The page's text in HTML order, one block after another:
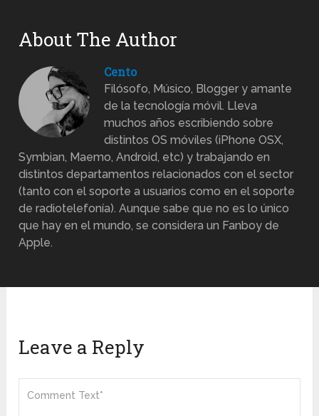
About The Author
Cento
Filósofo, Músico, Blogger y amante
de la tecnología móvil. Lleva
muchos años escribiendo sobre
distintos OS móviles (iPhone OSX,
Symbian, Maemo, Android, etc) y trabajando en
distintos departamentos relacionados con el sector
(tanto con el soporte a usuarios como en el soporte
de radiotelefonía). Aunque sabe que no es lo único
que hay en el mundo, se considera un Fanboy de
Apple.
Leave a Reply